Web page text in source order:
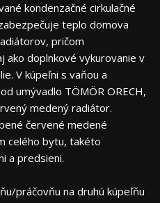
kondenzačné cirkulačné
teplo domova
pričom
ako doplnkové vykurovanie v
V kúpeľni s vaňou a
umývadlo TÖMÖR ORECH,
medený radiátor.
červené medené
celého bytu, takéto
a predsieni.
práčovňu na druhú kúpeľňu